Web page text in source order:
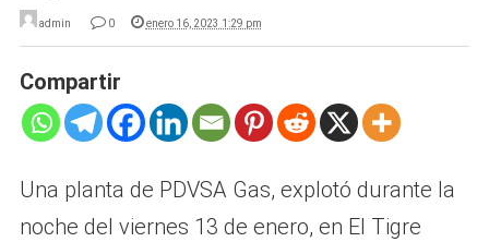
admin 0 enero 16, 2023 1:29 pm
Compartir
Una planta de PDVSA Gas, explotó durante la
noche del viernes 13 de enero, en El Tigre